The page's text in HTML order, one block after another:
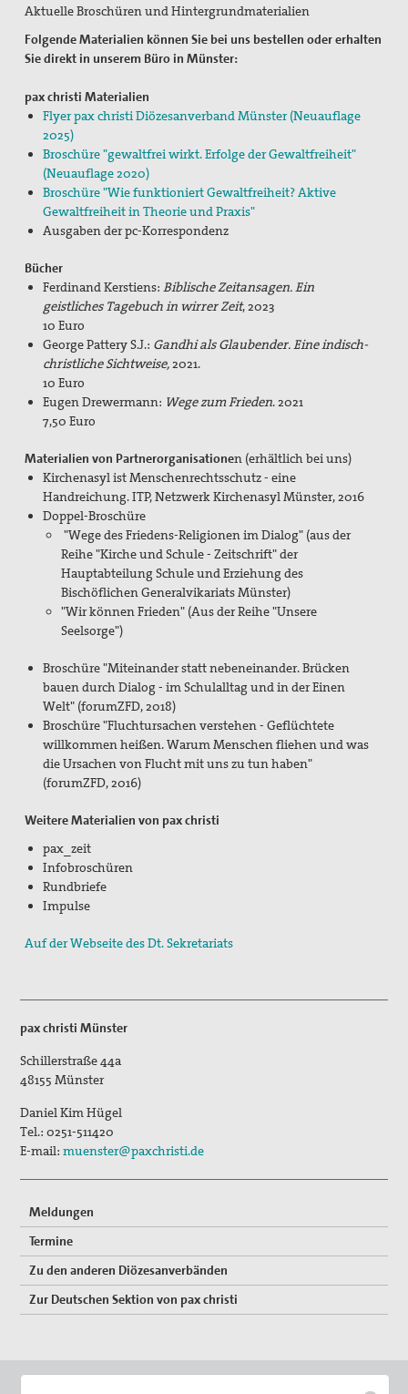
Flucht und Migration
Friedensbildung
pc-Korrespondenz
Archiv
Materialien
Print-Materialien
Ausstellung Gestalten der Gewaltfreiheit
Papst Johannes XXIII-Preis
Preisträger*innen
Preisbeirat
Hintergrund: Papst Johannes XXIII und II.
Vatikanisches Konzil
Spiritueller Impuls
Mitmachen
Basisgruppen
Spenden Friedensreferent
Aktionen / Projekte
Mitglied werden!
Mitgliedschaft verschenken
Spenden und Fördern
Kampagnen & Partner*innen
Kontakt
Suche
Aktuelle Broschüren und Hintergrundmaterialien
Folgende Materialien können Sie bei uns bestellen oder erhalten
Sie direkt in unserem Büro in Münster:
pax christi Materialien
Flyer pax christi Diözesanverband Münster (Neuauflage
2025)
Broschüre "gewaltfrei wirkt. Erfolge der Gewaltfreiheit"
(Neuauflage 2020)
Broschüre "Wie funktioniert Gewaltfreiheit? Aktive
Gewaltfreiheit in Theorie und Praxis"
Ausgaben der pc-Korrespondenz
Bücher
Ferdinand Kerstiens:Biblische Zeitansagen. Ein
geistliches Tagebuch in wirrer Zeit, 2023
10 Euro
George Pattery S.J.: Gandhi als Glaubender. Eine indisch-
christliche Sichtweise,2021.
10 Euro
Eugen Drewermann: Wege zum Frieden. 2021
7,50 Euro
Materialien von Partnerorganisationen (erhältlich bei uns)
Kirchenasyl ist Menschenrechtsschutz - eine
Handreichung. ITP, Netzwerk Kirchenasyl Münster, 2016
Doppel-Broschüre
"Wege des Friedens-Religionen im Dialog" (aus der
Reihe "Kirche und Schule - Zeitschrift" der
Hauptabteilung Schule und Erziehung des
Bischöflichen Generalvikariats Münster)
"Wir können Frieden" (Aus der Reihe "Unsere
Seelsorge")
Broschüre "Miteinander statt nebeneinander. Brücken
bauen durch Dialog - im Schulalltag und in der Einen
Welt" (forumZFD, 2018)
Broschüre "Fluchtursachen verstehen - Geflüchtete
willkommen heißen. Warum Menschen fliehen und was
die Ursachen von Flucht mit uns zu tun haben"
(forumZFD, 2016)
Weitere Materialien von pax christi
pax_zeit
Infobroschüren
Rundbriefe
Impulse
Auf der Webseite des Dt. Sekretariats
pax christi Münster
Schillerstraße 44a
48155 Münster
Daniel Kim Hügel
Tel.:0251-511420
E-mail:muenster@paxchristi.de
Meldungen
Termine
Zu den anderen Diözesanverbänden
Zur Deutschen Sektion von pax christi